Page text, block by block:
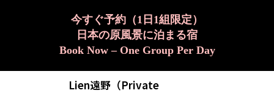
今すぐ予約（1日1組限定）
日本の原風景に泊まる宿
Book Now – One Group Per Day
Lien遠野（Private